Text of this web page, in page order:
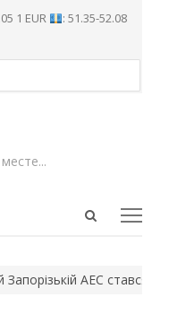
1 EUR
: 51.35-52.08
Open
АЕС стався 25-